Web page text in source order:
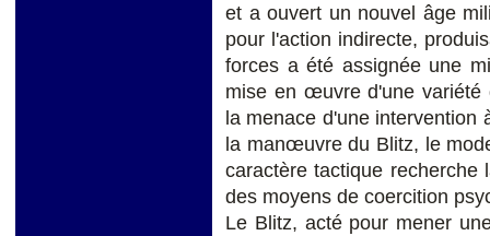
et a ouvert un nouvel âge
pour l'action indirecte,
forces a été assignée une
mise en œuvre d'une variété
la menace d'une intervention
la manœuvre du Blitz, le
caractère tactique recherche
des moyens de coercition
Le Blitz, acté pour mener